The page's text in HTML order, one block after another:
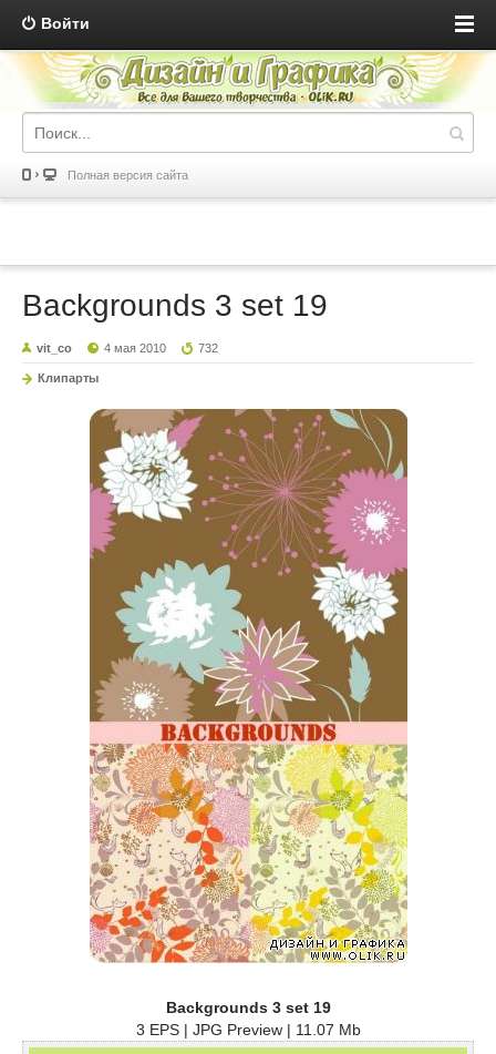
Войти
Полная версия сайта
Backgrounds 3 set 19
vit_co 4 мая 2010 732
Клипарты
Backgrounds 3 set 19
3 EPS | JPG Preview | 11.07 Mb